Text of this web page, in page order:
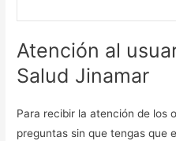
Atención al
Salud Jinamar
Para recibir la atención de los
preguntas sin que tengas que